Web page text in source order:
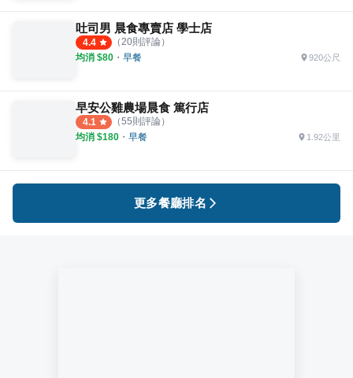
吐司男 晨食專賣店 學士店
4.4 （ 20則評論）
均消 $80 ・ 早餐 920公尺
早安公雞農場晨食 篤行店
4.1 （55則評論）
均消 $180 ・ 早餐 1.92公里
更多餐廳排名